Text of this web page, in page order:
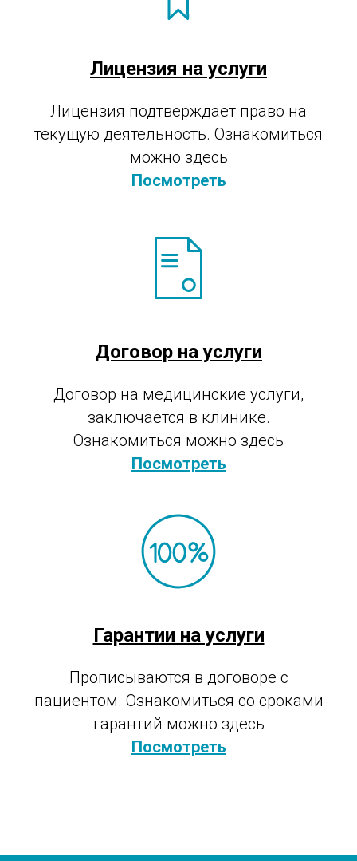
Лицензия на услуги
Лицензия подтверждает право на
текущую деятельность. Ознакомиться
можно здесь
Посмотреть
Договор на услуги
Договор на медицинские услуги,
заключается в клинике.
Ознакомиться можно здесь
Посмотреть
Гарантии на услуги
Прописываются в договоре с
пациентом. Ознакомиться со сроками
гарантий можно здесь
Посмотреть